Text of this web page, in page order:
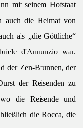
mit seinem Hofstaat
auch die Heimat von
als „die Göttliche“
d'Annunzio war.
der Zen-Brunnen, der
der Reisenden zu
die Reisende und
die Rocca, die